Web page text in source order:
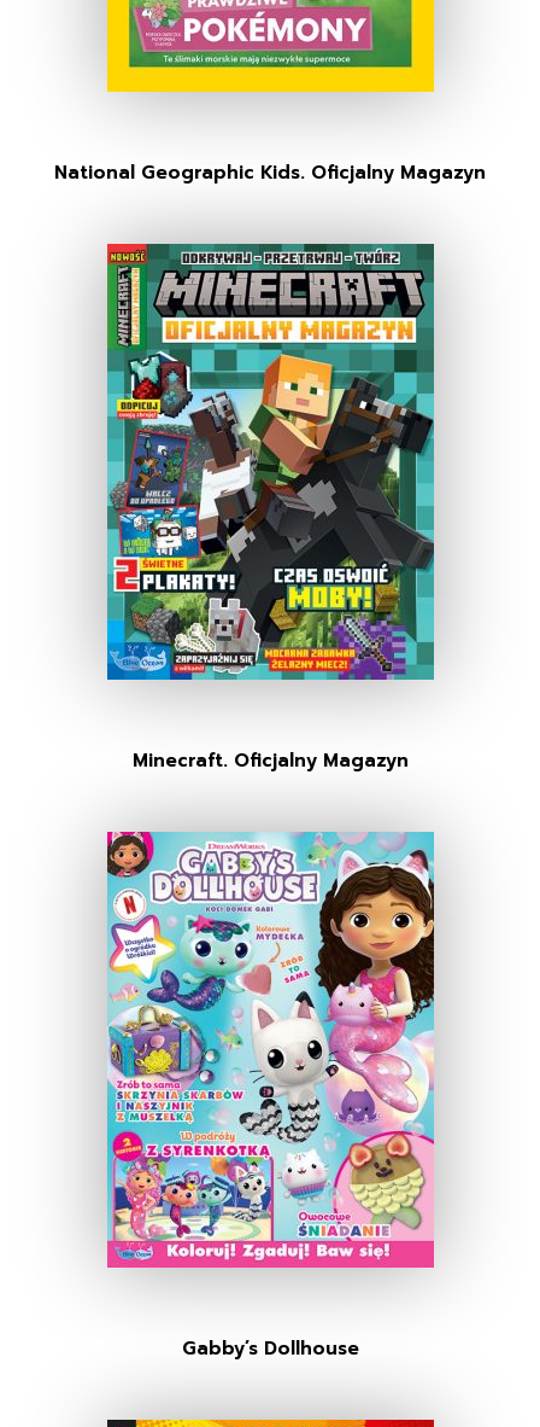
National Geographic Kids. Oficjalny Magazyn
Minecraft. Oficjalny Magazyn
Gabby’s Dollhouse